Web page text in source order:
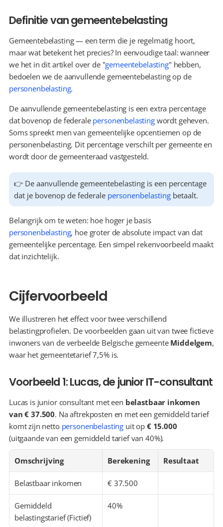
Definitie van gemeentebelasting
Gemeentebelasting — een term die je regelmatig hoort,
maar wat betekent het precies? In eenvoudige taal: wanneer
we het in dit artikel over de "gemeentebelasting" hebben,
bedoelen we de aanvullende gemeentebelasting op de
personenbelasting.
De aanvullende gemeentebelasting is een extra percentage
dat bovenop de federale personenbelasting wordt geheven.
Soms spreekt men van gemeentelijke opcentiemen op de
personenbelasting. Dit percentage verschilt per gemeente en
wordt door de gemeenteraad vastgesteld.
👉 De aanvullende gemeentebelasting is een percentage
dat je bovenop de federale personenbelasting betaalt.
Belangrijk om te weten: hoe hoger je basis
personenbelasting, hoe groter de absolute impact van dat
gemeentelijke percentage. Een simpel rekenvoorbeeld maakt
dat inzichtelijk.
Cijfervoorbeeld
We illustreren het effect voor twee verschillend
belastingprofielen. De voorbeelden gaan uit van twee fictieve
inwoners van de verbeelde Belgische gemeente Middelgem,
waar het gemeentetarief 7,5% is.
Voorbeeld 1: Lucas, de junior IT-consultant
Lucas is junior consultant met een belastbaar inkomen
van € 37.500. Na aftrekposten en met een gemiddeld tarief
komt zijn netto personenbelasting uit op € 15.000
(uitgaande van een gemiddeld tarief van 40%).
Omschrijving Berekening Resultaat
Belastbaar inkomen € 37.500
Gemiddeld
belastingstarief (Fictief)
40%